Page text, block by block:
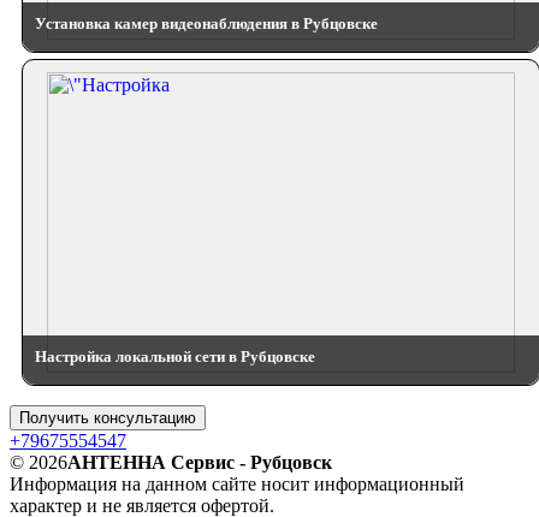
Установка камер видеонаблюдения в Рубцовске
Настройка локальной сети в Рубцовске
Получить консультацию
+79675554547
© 2026АНТЕННА Сервис - Рубцовск
Информация на данном сайте носит информационный
характер и не является офертой.